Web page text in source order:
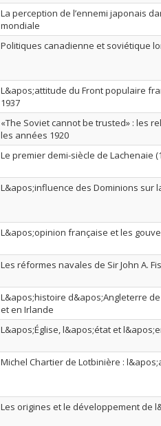
La perception de l’ennemi japonais
mondiale
Politiques canadienne et soviétique
L&apos;attitude du Front populaire
1937
«The Soviet cannot be trusted» : les
les années 1920
Le premier demi-siècle de Lachenaie
L&apos;influence des Dominions sur
L&apos;opinion française et les
Les réformes navales de Sir John A.
L&apos;histoire d&apos;Angleterre
et en Irlande
L&apos;Église, l&apos;état et
Michel Chartier de Lotbinière :
Les origines et le développement de